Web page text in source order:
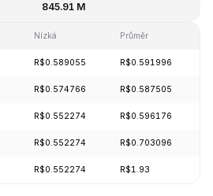
845.91 M
Nízká Průměr
R$0.589055 R$0.591996
R$0.574766 R$0.587505
R$0.552274 R$0.596176
R$0.552274 R$0.703096
R$0.552274 R$1.93